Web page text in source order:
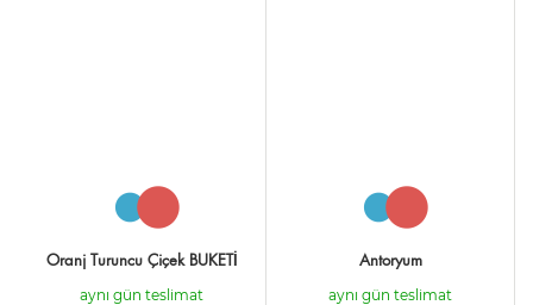
Oranj Turuncu Çiçek BUKETİ
aynı gün teslimat
Antoryum
aynı gün teslimat